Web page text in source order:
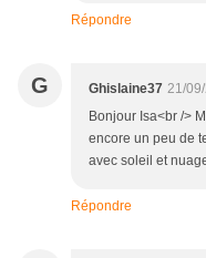
Répondre
G Ghislaine37 21/
Bonjour Isa<br />
encore un peu de
avec soleil et
Répondre